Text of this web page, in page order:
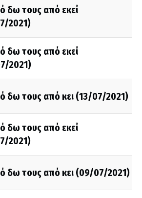
δω τους από εκεί
2021)
δω τους από εκεί
2021)
δω τους από κει (13/07/2021)
δω τους από εκεί
2021)
δω τους από κει (09/07/2021)